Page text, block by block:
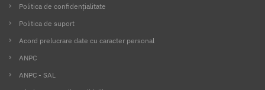
Politica de confidențialitate
Politica de suport
Acord prelucrare date cu caracter personal
ANPC
ANPC - SAL